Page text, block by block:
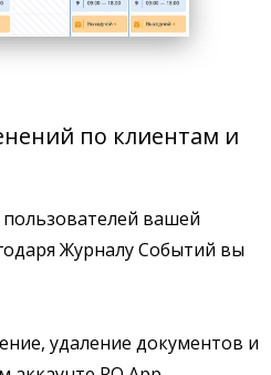
по клиентам и
вашей
Журналу Событий вы
удаление документов и